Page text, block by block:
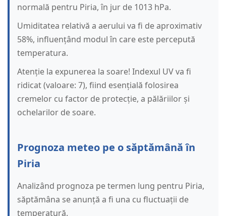
normală pentru Piria, în jur de 1013 hPa.
Umiditatea relativă a aerului va fi de aproximativ
58%, influențând modul în care este percepută
temperatura.
Atenție la expunerea la soare! Indexul UV va fi
ridicat (valoare: 7), fiind esențială folosirea
cremelor cu factor de protecție, a pălăriilor și
ochelarilor de soare.
Prognoza meteo pe o săptămână în
Piria
Analizând prognoza pe termen lung pentru Piria,
săptămâna se anunță a fi una cu fluctuații de
temperatură.